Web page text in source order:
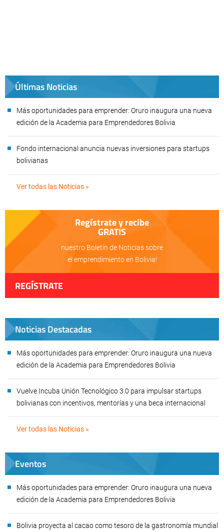
Últimas Noticias
Más oportunidades para emprender: Oruro inaugura una nueva
edición de la Academia para Emprendedores Bolivia
Fondo internacional anuncia nuevas inversiones para startups
bolivianas
Ver todas las Noticias »
Regístrate y recibe
GRATIS
nuestro Boletín de Noticias sobre
el emprendimiento en Bolivia!
REGÍSTRATE
Noticias Destacadas
Más oportunidades para emprender: Oruro inaugura una nueva
edición de la Academia para Emprendedores Bolivia
Vuelve Incuba Unión Tecnológico 3.0 para impulsar startups
bolivianas con incentivos, mentorías y una beca internacional
Ver todas las Noticias »
Eventos
Más oportunidades para emprender: Oruro inaugura una nueva
edición de la Academia para Emprendedores Bolivia
Bolivia proyecta al cacao como tesoro de la gastronomía mundial